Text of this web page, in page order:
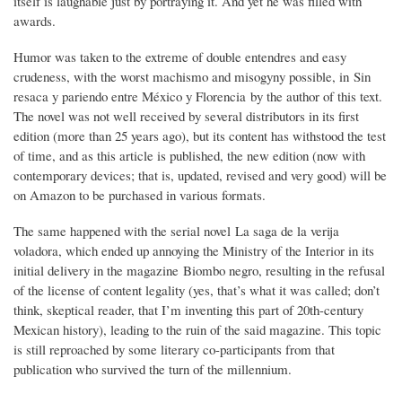
awards.
Humor was taken to the extreme of double entendres and easy
crudeness, with the worst machismo and misogyny possible, in Sin
resaca y pariendo entre México y Florencia by the author of this text.
The novel was not well received by several distributors in its first
edition (more than 25 years ago), but its content has withstood the test
of time, and as this article is published, the new edition (now with
contemporary devices; that is, updated, revised and very good) will be
on Amazon to be purchased in various formats.
The same happened with the serial novel La saga de la verija
voladora, which ended up annoying the Ministry of the Interior in its
initial delivery in the magazine Biombo negro, resulting in the refusal
of the license of content legality (yes, that’s what it was called; don’t
think, skeptical reader, that I’m inventing this part of 20th-century
Mexican history), leading to the ruin of the said magazine. This topic
is still reproached by some literary co-participants from that
publication who survived the turn of the millennium.